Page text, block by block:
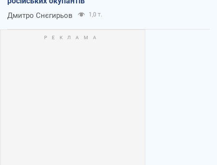
Дмитро Снєгирьов 1,0 т.